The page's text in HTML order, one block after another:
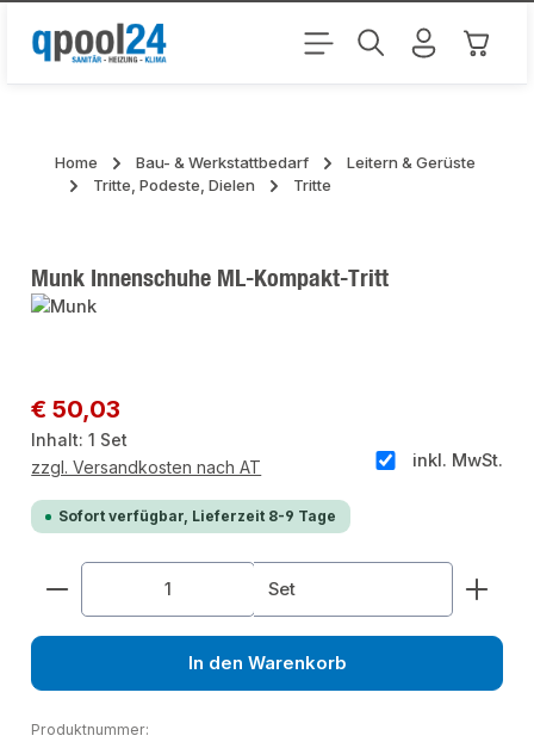
Zum Hauptinhalt springen
Home Bau- & Werkstattbedarf
Leitern & Gerüste
Tritte, Podeste, Dielen
Tritte
Munk Innenschuhe ML-Kompakt-Tritt
Regulärer Preis:
€ 50,03
Inhalt:1 Set
inkl. MwSt.
zzgl. Versandkosten nach AT
Sofort verfügbar, Lieferzeit 8-9 Tage
Produkt Anzahl: Gib den gewünschten Wert
Set
In den Warenkorb
Produktnummer: